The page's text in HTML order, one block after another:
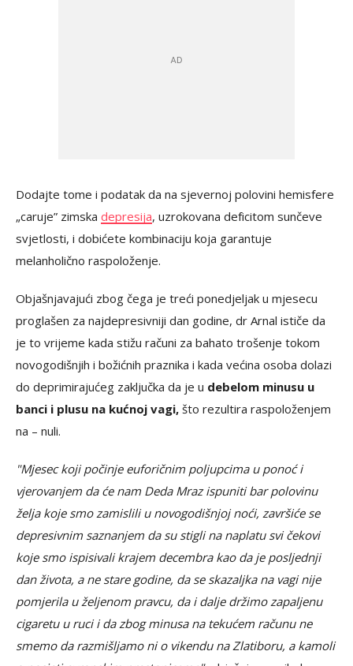
Dodajte tome i podatak da na sjevernoj polovini hemisfere
„caruje” zimska depresija, uzrokovana deficitom sunčeve
svjetlosti, i dobićete kombinaciju koja garantuje
melanholično raspoloženje.
Objašnjavajući zbog čega je treći ponedjeljak u mjesecu
proglašen za najdepresivniji dan godine, dr Arnal ističe da
je to vrijeme kada stižu računi za bahato trošenje tokom
novogodišnjih i božićnih praznika i kada većina osoba dolazi
do deprimirajućeg zaključka da je u debelom minusu u
banci i plusu na kućnoj vagi, što rezultira raspoloženjem
na – nuli.
"Mjesec koji počinje euforičnim poljupcima u ponoć i
vjerovanjem da će nam Deda Mraz ispuniti bar polovinu
želja koje smo zamislili u novogodišnjoj noći, završiće se
depresivnim saznanjem da su stigli na naplatu svi čekovi
koje smo ispisivali krajem decembra kao da je posljednji
dan života, a ne stare godine, da se skazaljka na vagi nije
pomjerila u željenom pravcu, da i dalje držimo zapaljenu
cigaretu u ruci i da zbog minusa na tekućem računu ne
smemo da razmišljamo ni o vikendu na Zlatiboru, a kamoli